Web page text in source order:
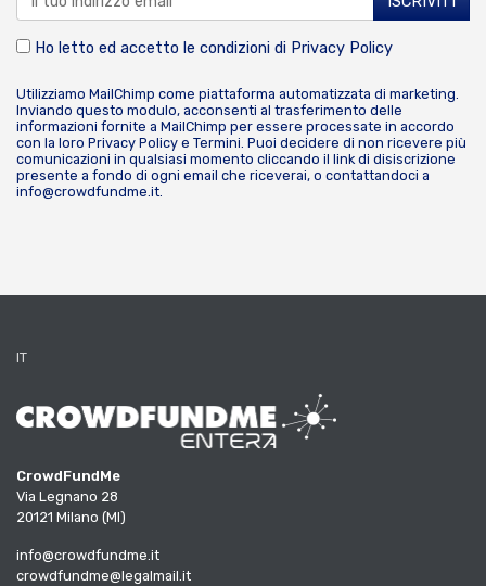
Ho letto ed accetto le condizioni di Privacy Policy
Utilizziamo MailChimp come piattaforma automatizzata di marketing.
Inviando questo modulo, acconsenti al trasferimento delle
informazioni fornite a MailChimp per essere processate in accordo
con la loro Privacy Policy e Termini. Puoi decidere di non ricevere più
comunicazioni in qualsiasi momento cliccando il link di disiscrizione
presente a fondo di ogni email che riceverai, o contattandoci a
info@crowdfundme.it.
IT
CrowdFundMe
Via Legnano 28
20121 Milano (MI)
info@crowdfundme.it
crowdfundme@legalmail.it